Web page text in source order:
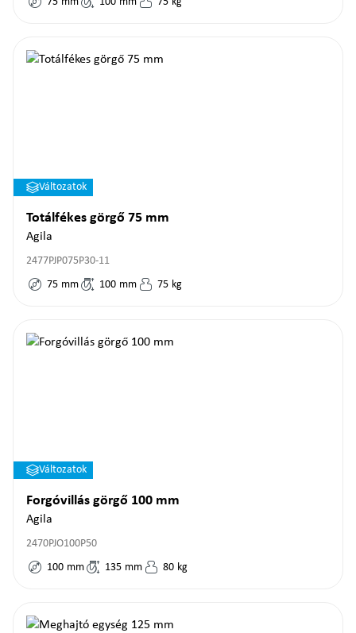
Változatok
Totálfékes görgő 75 mm
Agila
2477PJP075P30-11
75 mm 100 mm 75 kg
Változatok
Forgóvillás görgő 100 mm
Agila
2470PJO100P50
100 mm 135 mm 80 kg